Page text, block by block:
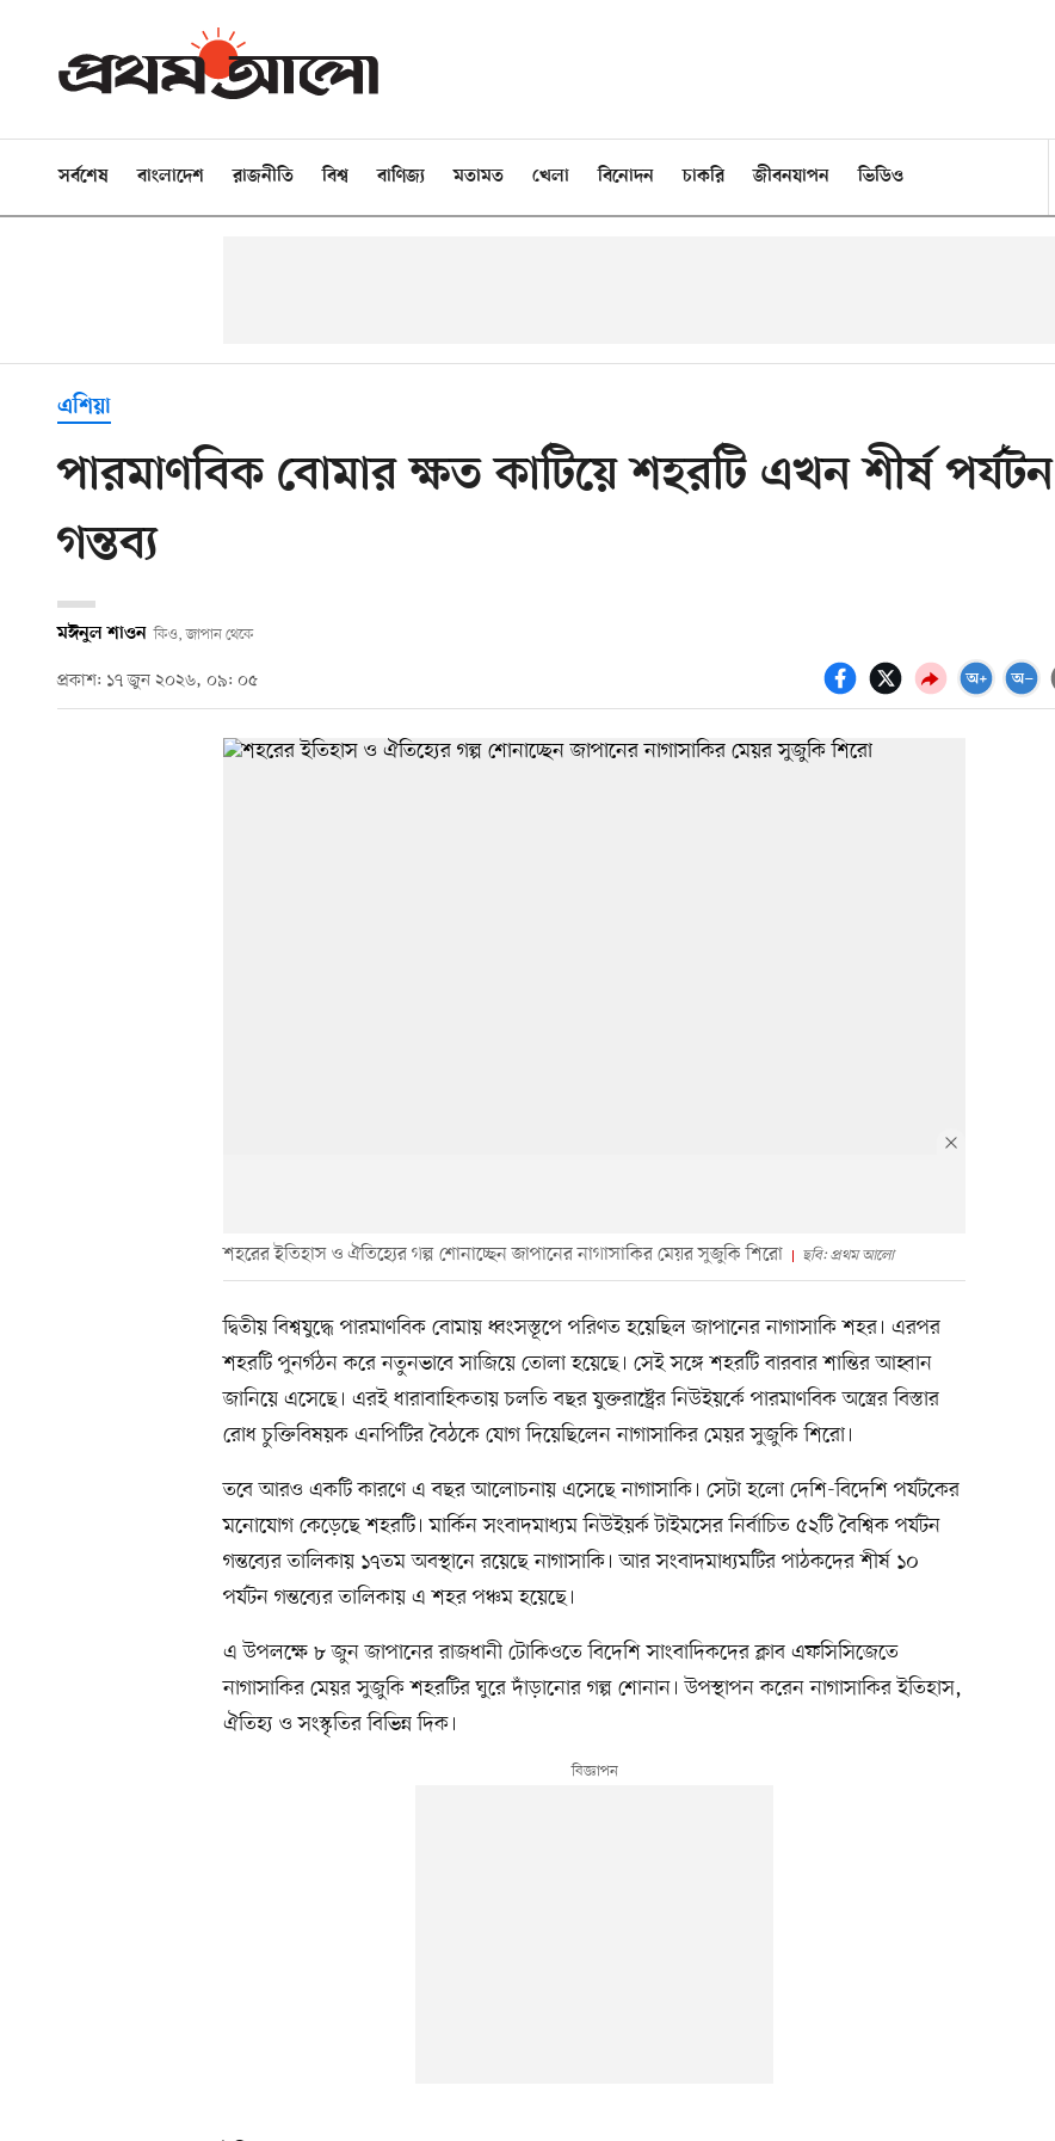
সর্বশেষ বাংলাদেশ রাজনীতি বিশ্ব বাণিজ্য মতামত খেলা বিনোদন চাকরি জীবনযাপন ভিডিও
এশিয়া
পারমাণবিক বোমার ক্ষত কাটিয়ে শহরটি এখন শীর্ষ পর্যটন
গন্তব্য
মঈনুল শাওন কিও, জাপান থেকে
প্রকাশ: ১৭ জুন ২০২৬, ০৯: ০৫
শহরের ইতিহাস ও ঐতিহ্যের গল্প শোনাচ্ছেন জাপানের নাগাসাকির মেয়র সুজুকি শিরো ছবি: প্রথম আলো
দ্বিতীয় বিশ্বযুদ্ধে পারমাণবিক বোমায় ধ্বংসস্তূপে পরিণত হয়েছিল জাপানের নাগাসাকি শহর। এরপর
শহরটি পুনর্গঠন করে নতুনভাবে সাজিয়ে তোলা হয়েছে। সেই সঙ্গে শহরটি বারবার শান্তির আহ্বান
জানিয়ে এসেছে। এরই ধারাবাহিকতায় চলতি বছর যুক্তরাষ্ট্রের নিউইয়র্কে পারমাণবিক অস্ত্রের বিস্তার
রোধ চুক্তিবিষয়ক এনপিটির বৈঠকে যোগ দিয়েছিলেন নাগাসাকির মেয়র সুজুকি শিরো।
তবে আরও একটি কারণে এ বছর আলোচনায় এসেছে নাগাসাকি। সেটা হলো দেশি-বিদেশি পর্যটকের
মনোযোগ কেড়েছে শহরটি। মার্কিন সংবাদমাধ্যম নিউইয়র্ক টাইমসের নির্বাচিত ৫২টি বৈশ্বিক পর্যটন
গন্তব্যের তালিকায় ১৭তম অবস্থানে রয়েছে নাগাসাকি। আর সংবাদমাধ্যমটির পাঠকদের শীর্ষ ১০
পর্যটন গন্তব্যের তালিকায় এ শহর পঞ্চম হয়েছে।
এ উপলক্ষে ৮ জুন জাপানের রাজধানী টোকিওতে বিদেশি সাংবাদিকদের ক্লাব এফসিসিজেতে
নাগাসাকির মেয়র সুজুকি শহরটির ঘুরে দাঁড়ানোর গল্প শোনান। উপস্থাপন করেন নাগাসাকির ইতিহাস,
ঐতিহ্য ও সংস্কৃতির বিভিন্ন দিক।